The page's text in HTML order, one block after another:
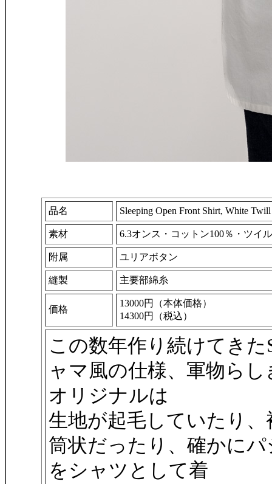
品名 Sleeping Open Front Shirt, White Twill
素材 6.3オンス・コットン100％・ツイル
附属 ユリアボタン
縫製 主要部綿糸
価格
13000円（本体価格）
14300円（税込）
この数年作り続けてきた
ャマ風の仕様、軍物ら
オリジナルは
生地が起毛していたり
筒状だったり、確かに
をシャツとして着